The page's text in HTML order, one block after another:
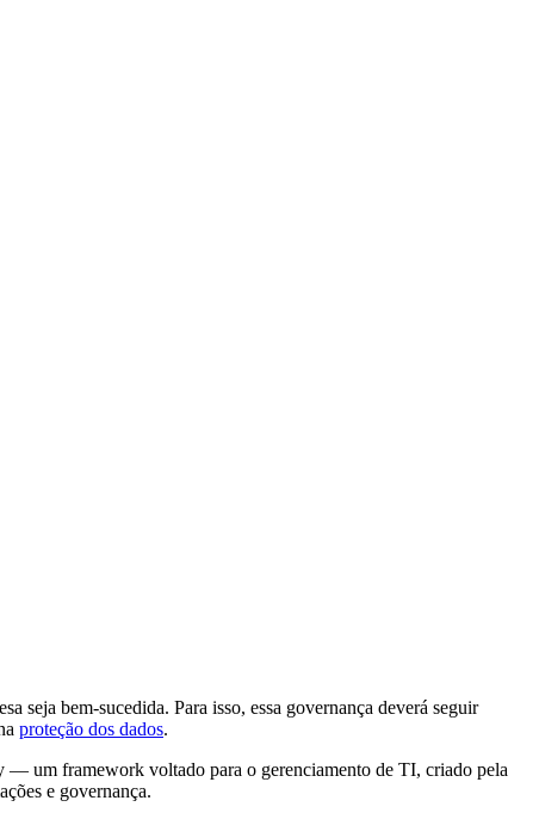
seja bem-sucedida. Para isso, essa governança deverá seguir
proteção dos dados.
um framework voltado para o gerenciamento de TI, criado pela
e governança.